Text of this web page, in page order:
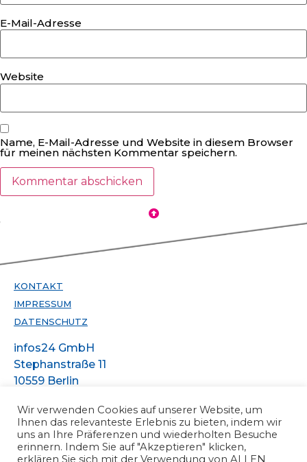
E-Mail-Adresse
Website
Name, E-Mail-Adresse und Website in diesem Browser
für meinen nächsten Kommentar speichern.
KONTAKT
IMPRESSUM
DATENSCHUTZ
infos24 GmbH
Stephanstraße 11
10559 Berlin
47301388
infos@infos24.de
Wir verwenden Cookies auf unserer Website, um
Ihnen das relevanteste Erlebnis zu bieten, indem wir
uns an Ihre Präferenzen und wiederholten Besuche
erinnern. Indem Sie auf "Akzeptieren" klicken,
erklären Sie sich mit der Verwendung von ALLEN